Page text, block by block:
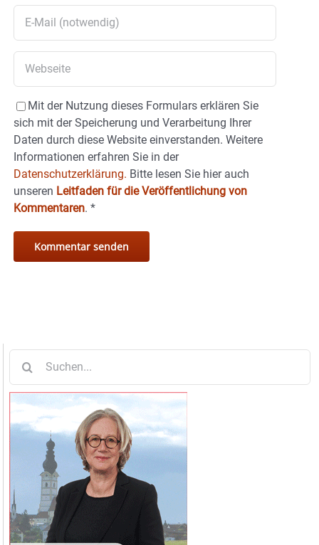
Mit der Nutzung dieses Formulars erklären Sie
sich mit der Speicherung und Verarbeitung Ihrer
Daten durch diese Website einverstanden. Weitere
Informationen erfahren Sie in der
Datenschutzerklärung. Bitte lesen Sie hier auch
unseren Leitfaden für die Veröffentlichung von
Kommentaren. *
nach: